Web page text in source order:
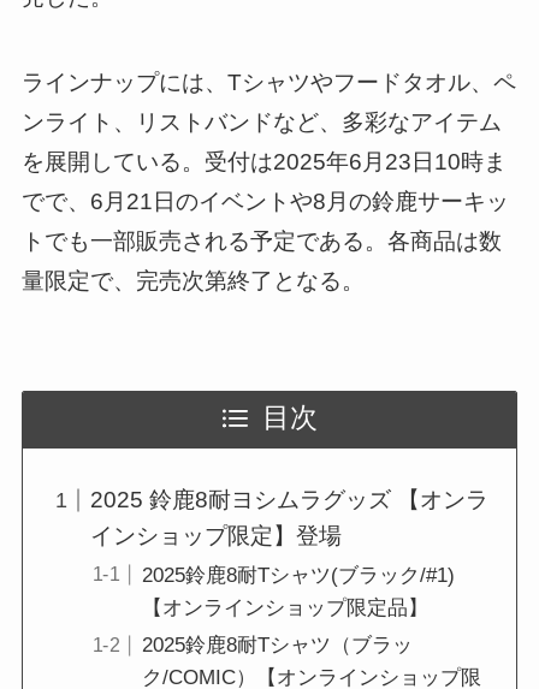
ラインナップには、Tシャツやフードタオル、ペ
ンライト、リストバンドなど、多彩なアイテム
を展開している。受付は2025年6月23日10時ま
でで、6月21日のイベントや8月の鈴鹿サーキッ
トでも一部販売される予定である。各商品は数
量限定で、完売次第終了となる。
目次
2025 鈴鹿8耐ヨシムラグッズ 【オンラ
インショップ限定】登場
2025鈴鹿8耐Tシャツ(ブラック/#1)
【オンラインショップ限定品】
2025鈴鹿8耐Tシャツ（ブラッ
ク/COMIC）【オンラインショップ限